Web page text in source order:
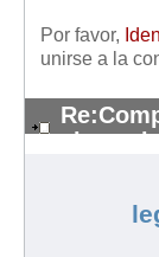
Por favor,
unirse a la
sin aval